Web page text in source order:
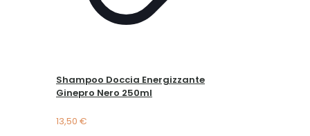
Shampoo Doccia Energizzante
Ginepro Nero 250ml
13,50 €